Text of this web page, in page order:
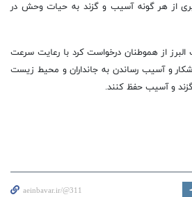
از هر گونه آسیب و گزند به حیات وحش در
از هموطنان درخواست کرد با رعایت سرعت
شکار و آسیب رساندن به جانداران و محیط زیست
و آسیب‌ حفظ کنند.
aeinbavar.ir/@311